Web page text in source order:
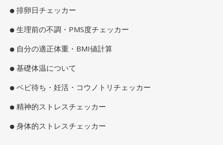
排卵日チェッカー
生理前の不調・PMS度チェッカー
自分の適正体重・BMI値計算
基礎体温について
ベビ待ち・妊活・コウノトリチェッカー
精神的ストレスチェッカー
身体的ストレスチェッカー